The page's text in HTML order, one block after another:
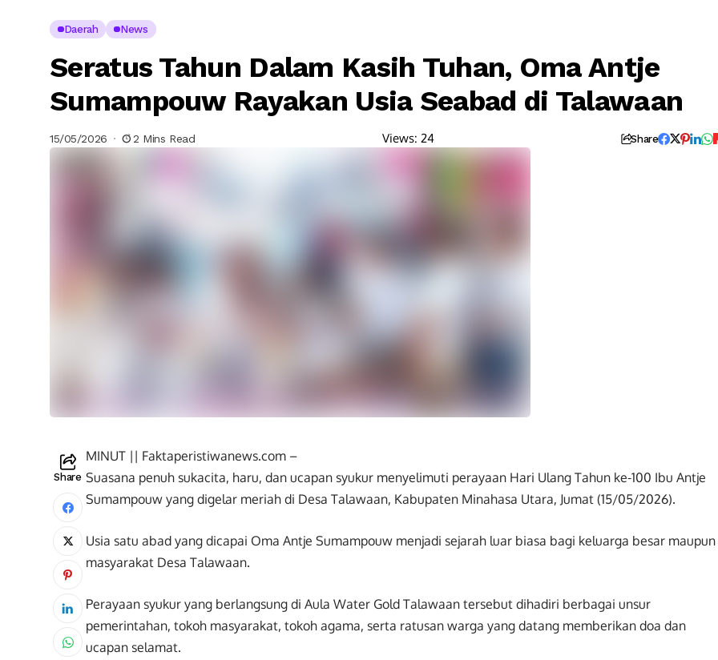
Daerah News
Seratus Tahun Dalam Kasih Tuhan, Oma Antje
Sumampouw Rayakan Usia Seabad di Talawaan
15/05/2026 2 Mins Read Views: 24 Share
Share
MINUT || Faktaperistiwanews.com –
Suasana penuh sukacita, haru, dan ucapan syukur menyelimuti perayaan Hari Ulang Tahun ke-100 Ibu Antje
Sumampouw yang digelar meriah di Desa Talawaan, Kabupaten Minahasa Utara, Jumat (15/05/2026).
Usia satu abad yang dicapai Oma Antje Sumampouw menjadi sejarah luar biasa bagi keluarga besar maupun
masyarakat Desa Talawaan.
Perayaan syukur yang berlangsung di Aula Water Gold Talawaan tersebut dihadiri berbagai unsur
pemerintahan, tokoh masyarakat, tokoh agama, serta ratusan warga yang datang memberikan doa dan
ucapan selamat.